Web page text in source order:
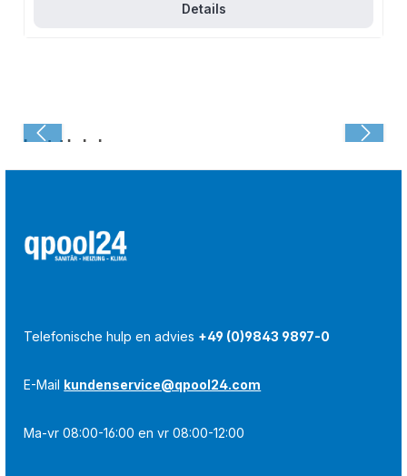
Details
Laatst bekeken:
Telefonische hulp en advies +49 (0)9843 9897-0
E-Mail kundenservice@qpool24.com
Ma-vr 08:00-16:00 en vr 08:00-12:00